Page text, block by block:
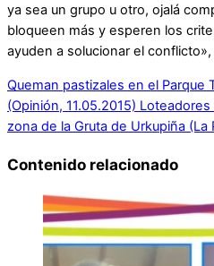
ya sea un grupo u otro, ojalá
bloqueen más y esperen los
ayuden a solucionar el
Queman pastizales en el Parque
(Opinión, 11.05.2015)
zona de la Gruta de Urkupiña (La
Contenido relacionado